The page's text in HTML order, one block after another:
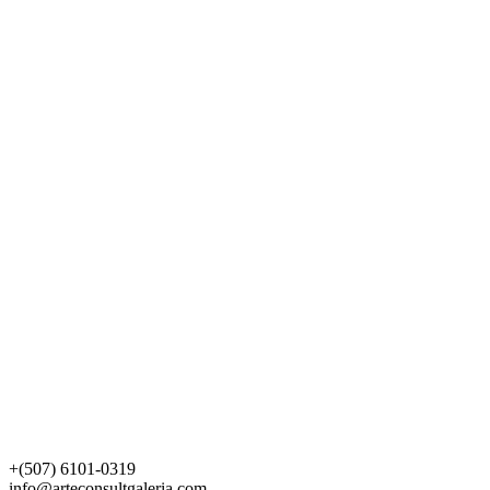
+(507) 6101-0319